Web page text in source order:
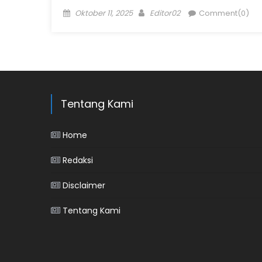
Posted
Oktober 11, 2025 Author
Editor02 Comment(0)
Tentang Kami
Home
Redaksi
Disclaimer
Tentang Kami